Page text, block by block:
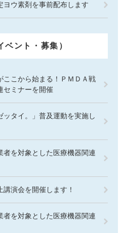
ヨウ素剤を事前配布します
ベント・募集）
ここから始まる！ＰＭＤＡ戦
セミナーを開催
タイ。」普及運動を実施し
者を対象とした医療機器関連
演会を開催します！
者を対象とした医療機器関連